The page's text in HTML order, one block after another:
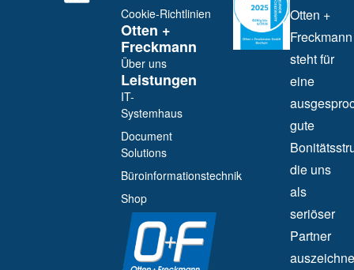
Otten +
Freckmann
steht für
eine
gute
die uns
als
seriöser
Partner
Otten +
Freckmann
Über uns
Leistungen
IT-
Systemhaus
Document
Solutions
Büroinformationstechnik
Shop
Cookie-Richtlinien